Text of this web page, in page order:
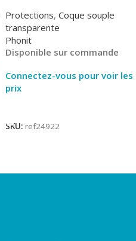
Protections, Coque souple
transparente
Phonit
Disponible sur commande
Connectez-vous pour voir les
prix
SKU: ref24922